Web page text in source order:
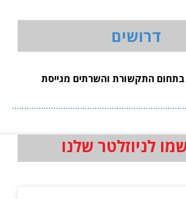
דרושים
התקשורת והשרתים מגייסת
לניוזלטר שלנו